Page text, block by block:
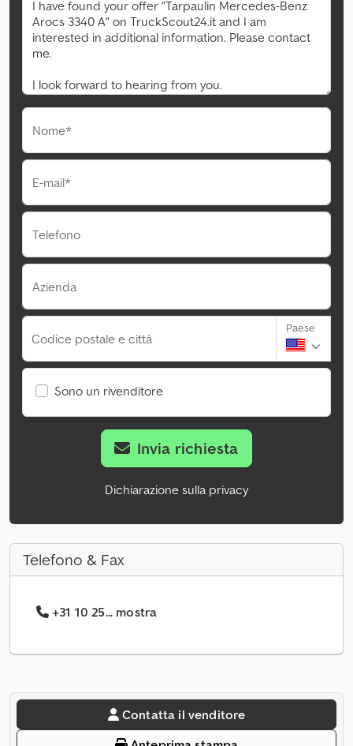
Nome*
E-mail*
Telefono
Azienda
Codice postale e città
Paese
Sono un rivenditore
Invia richiesta
Dichiarazione sulla privacy
Telefono & Fax
+31 10 25... mostra
Contatta il venditore